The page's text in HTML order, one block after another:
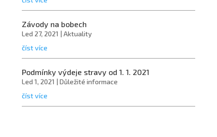
Závody na bobech
Led 27, 2021 | Aktuality
číst více
Podmínky výdeje stravy od 1. 1. 2021
Led 1, 2021 | Důležité informace
číst více